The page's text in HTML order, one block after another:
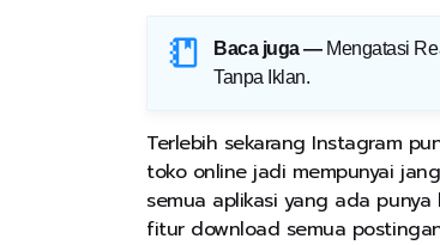
Baca juga — Mengatasi
Tanpa Iklan.
Terlebih sekarang Instagram
toko online jadi mempunyai
semua aplikasi yang ada
fitur download semua